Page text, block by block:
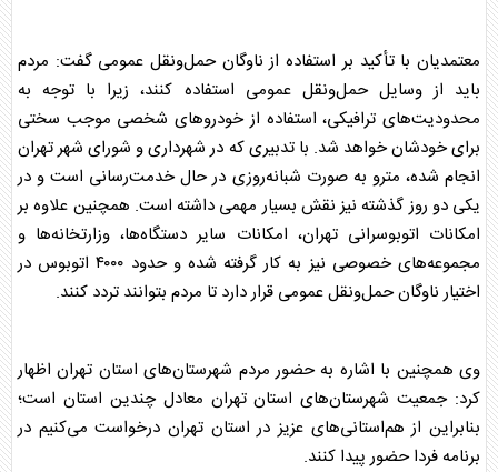
معتمدیان با تأکید بر استفاده از ناوگان حمل‌ونقل عمومی گفت: مردم
باید از وسایل حمل‌ونقل عمومی استفاده کنند، زیرا با توجه به
محدودیت‌های ترافیکی، استفاده از خودرو‌های شخصی موجب سختی
برای خودشان خواهد شد. با تدبیری که در شهرداری و شورای شهر تهران
انجام شده، مترو به صورت شبانه‌روزی در حال خدمت‌رسانی است و در
یکی دو روز گذشته نیز نقش بسیار مهمی داشته است. همچنین علاوه بر
امکانات اتوبوسرانی تهران، امکانات سایر دستگاه‌ها، وزارتخانه‌ها و
مجموعه‌های خصوصی نیز به کار گرفته شده و حدود ۴۰۰۰ اتوبوس در
اختیار ناوگان حمل‌ونقل عمومی قرار دارد تا مردم بتوانند تردد کنند.
وی همچنین با اشاره به حضور مردم شهرستان‌های استان تهران اظهار
کرد: جمعیت شهرستان‌های استان تهران معادل چندین استان است؛
بنابراین از هم‌استانی‌های عزیز در استان تهران درخواست می‌کنیم در
برنامه فردا حضور پیدا کنند.